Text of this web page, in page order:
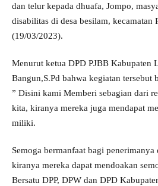
dan telur kepada dhuafa, Jompo,
disabilitas di desa besilam, kecamatan
(19/03/2023).
Menurut ketua DPD PJBB Kabupaten
Bangun,S.Pd bahwa kegiatan tersebut
” Disini kami Memberi sebagian dari
kita, kiranya mereka juga mendapat
miliki.
Semoga bermanfaat bagi penerimanya
kiranya mereka dapat mendoakan
Bersatu DPP, DPW dan DPD